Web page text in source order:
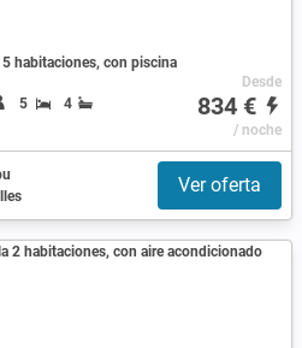
habitaciones, con piscina
5 4
Desde
834 €
/ noche
Ver oferta